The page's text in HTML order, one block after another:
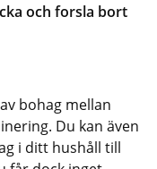
och forsla bort
bohag mellan
Du kan även
i ditt hushåll till